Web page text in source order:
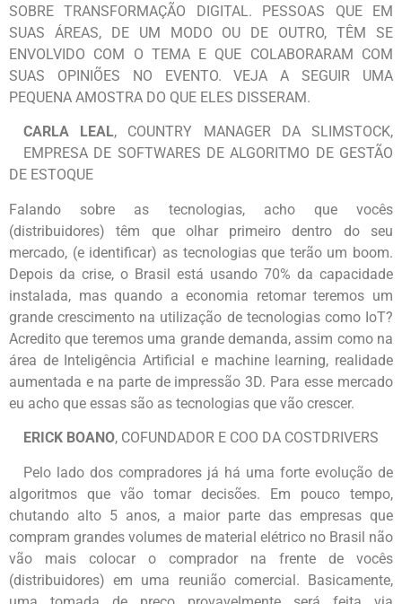
SOBRE TRANSFORMAÇÃO DIGITAL. PESSOAS QUE EM
SUAS ÁREAS, DE UM MODO OU DE OUTRO, TÊM SE
ENVOLVIDO COM O TEMA E QUE COLABORARAM COM
SUAS OPINIÕES NO EVENTO. VEJA A SEGUIR UMA
PEQUENA AMOSTRA DO QUE ELES DISSERAM.
CARLA LEAL, COUNTRY MANAGER DA SLIMSTOCK,
EMPRESA DE SOFTWARES DE ALGORITMO DE GESTÃO
DE ESTOQUE
Falando sobre as tecnologias, acho que vocês
(distribuidores) têm que olhar primeiro dentro do seu
mercado, (e identificar) as tecnologias que terão um boom.
Depois da crise, o Brasil está usando 70% da capacidade
instalada, mas quando a economia retomar teremos um
grande crescimento na utilização de tecnologias como IoT?
Acredito que teremos uma grande demanda, assim como na
área de Inteligência Artificial e machine learning, realidade
aumentada e na parte de impressão 3D. Para esse mercado
eu acho que essas são as tecnologias que vão crescer.
ERICK BOANO, COFUNDADOR E COO DA COSTDRIVERS
Pelo lado dos compradores já há uma forte evolução de
algoritmos que vão tomar decisões. Em pouco tempo,
chutando alto 5 anos, a maior parte das empresas que
compram grandes volumes de material elétrico no Brasil não
vão mais colocar o comprador na frente de vocês
(distribuidores) em uma reunião comercial. Basicamente,